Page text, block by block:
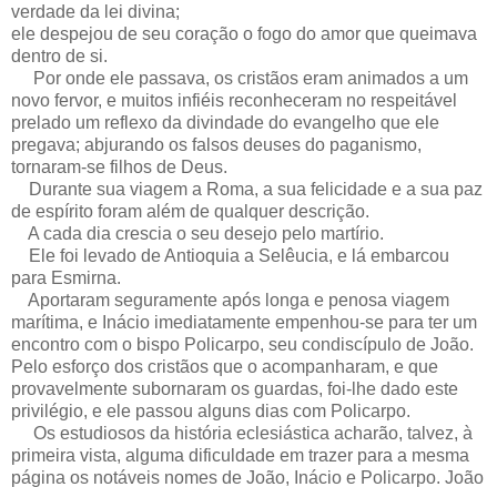
verdade da lei divina;
ele despejou de seu coração o fogo do amor que queimava
dentro de si.
Por onde ele passava, os cristãos eram animados a um
novo fervor, e muitos infiéis reconheceram no respeitável
prelado um reflexo da divindade do evangelho que ele
pregava; abjurando os falsos deuses do paganismo,
tornaram-se filhos de Deus.
Durante sua viagem a Roma, a sua felicidade e a sua paz
de espírito foram além de qualquer descrição.
A cada dia crescia o seu desejo pelo martírio.
Ele foi levado de Antioquia a Selêucia, e lá embarcou
para Esmirna.
Aportaram seguramente após longa e penosa viagem
marítima, e Inácio imediatamente empenhou-se para ter um
encontro com o bispo Policarpo, seu condiscípulo de João.
Pelo esforço dos cristãos que o acompanharam, e que
provavelmente subornaram os guardas, foi-lhe dado este
privilégio, e ele passou alguns dias com Policarpo.
Os estudiosos da história eclesiástica acharão, talvez, à
primeira vista, alguma dificuldade em trazer para a mesma
página os notáveis nomes de João, Inácio e Policarpo. João